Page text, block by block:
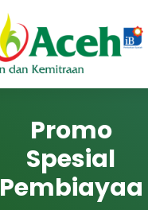
Promo
Spesial
Pembiayaa